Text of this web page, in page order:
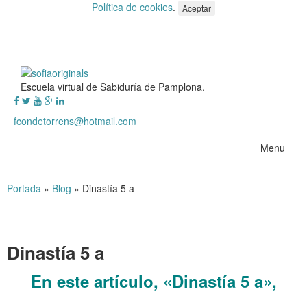
Política de cookies. Aceptar
Escuela virtual de Sabiduría de Pamplona.
fcondetorrens@hotmail.com
Menu
Portada » Blog » Dinastía 5 a
Dinastía 5 a
En este artículo, «Dinastía 5 a»,